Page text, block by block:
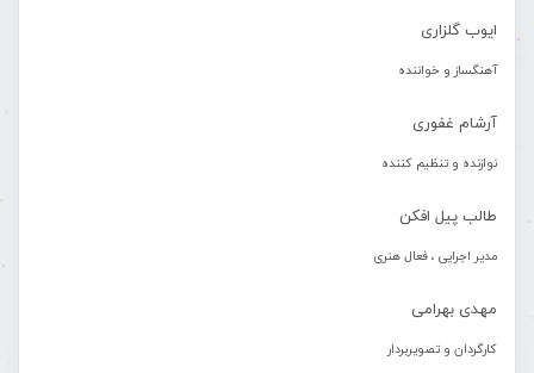
ایوب گلزاری
آهنگساز و خواننده
آرشام غفوری
نوازنده و تنظیم کننده
طالب پیل افکن
مدیر اجرایی ، فعال هنری
مهدی بهرامی
کارگردان و تصویربردار